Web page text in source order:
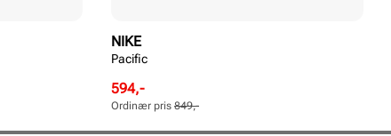
NIKE
Pacific
Rabattert
pris
Pris
594,-
Ordinær
pris
Pris
Ordinær pris 849,-